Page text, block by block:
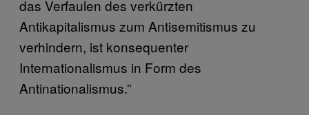
das Verfaulen des verkürzten
Antikapitalismus zum Antisemitismus zu
verhindern, ist konsequenter
Internationalismus in Form des
Antinationalismus.”